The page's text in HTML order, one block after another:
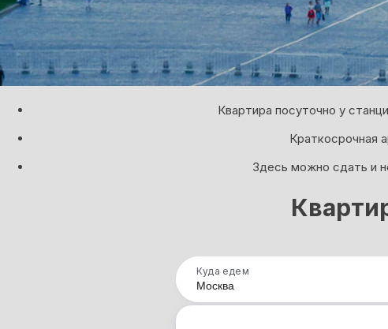
Квартира посуточно у
Краткосрочная
Здесь можно сдать и
Куда едем